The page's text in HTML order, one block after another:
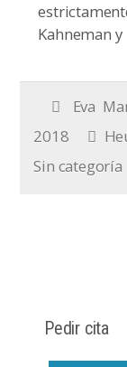
Kahneman y
Eva
2018
Sin categoría
Pedir cita